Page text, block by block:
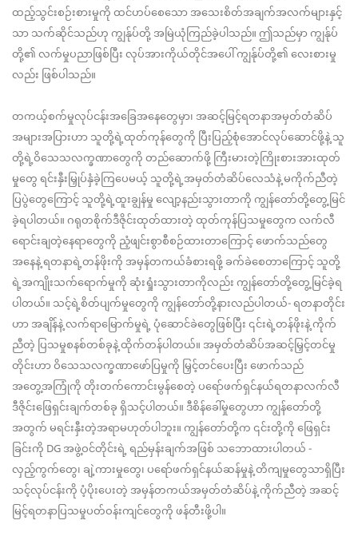
ထည့်သွင်းစဉ်းစားမှုကို ထင်ဟပ်စေသော အသေးစိတ်အချက်အလက်များနှင့်
သာ သက်ဆိုင်သည်ဟု ကျွန်ုပ်တို့ အမြဲယုံကြည်ခဲ့ပါသည်။ ဤသည်မှာ ကျွန်ုပ်
တို့၏ လက်မှုပညာဖြစ်ပြီး လုပ်အားကိုယ်တိုင်အပေါ် ကျွန်ုပ်တို့၏ လေးစားမှု
လည်း ဖြစ်ပါသည်။
တကယ့်စက်မှုလုပ်ငန်းအခြေအနေတွေမှာ၊ အဆင့်မြင့်ရတနာအမှတ်တံဆိပ်
အများအပြားဟာ သူတို့ရဲ့ထုတ်ကုန်တွေကို ပြီးပြည့်စုံအောင်လုပ်ဆောင်ဖို့နဲ့ သူ
တို့ရဲ့ဝိသေသလက္ခဏာတွေကို တည်ဆောက်ဖို့ ကြီးမားတဲ့ကြိုးစားအားထုတ်
မှုတွေ ရင်းနှီးမြှုပ်နှံခဲ့ကြပေမယ့် သူတို့ရဲ့အမှတ်တံဆိပ်လေသံနဲ့ မကိုက်ညီတဲ့
ပြပွဲတွေကြောင့် သူတို့ရဲ့ထူးချွန်မှု လျော့နည်းသွားတာကို ကျွန်တော်တို့တွေ့မြင်
ခဲ့ရပါတယ်။ ဂရုတစိုက်ဒီဇိုင်းထုတ်ထားတဲ့ ထုတ်ကုန်ပြသမှုတွေက လက်လီ
ရောင်းချတဲ့နေရာတွေကို ညံ့ဖျင်းစွာစီစဉ်ထားတာကြောင့် ဖောက်သည်တွေ
အနေနဲ့ ရတနာရဲ့တန်ဖိုးကို အမှန်တကယ်ခံစားရဖို့ ခက်ခဲစေတာကြောင့် သူတို့
ရဲ့အကျိုးသက်ရောက်မှုကို ဆုံးရှုံးသွားတာကိုလည်း ကျွန်တော်တို့တွေ့မြင်ခဲ့ရ
ပါတယ်။ သင့်ရဲ့စိတ်ပျက်မှုတွေကို ကျွန်တော်တို့နားလည်ပါတယ်- ရတနာတိုင်း
ဟာ အချိန်နဲ့ လက်ရာမြောက်မှုရဲ့ ပုံဆောင်ခဲတွေဖြစ်ပြီး ၎င်းရဲ့တန်ဖိုးနဲ့ ကိုက်
ညီတဲ့ ပြသမှုစနစ်တစ်ခုနဲ့ ထိုက်တန်ပါတယ်။ အမှတ်တံဆိပ်အဆင့်မြှင့်တင်မှု
တိုင်းဟာ ဝိသေသလက္ခဏာဖော်ပြမှုကို မြှင့်တင်ပေးပြီး ဖောက်သည်
အတွေ့အကြုံကို တိုးတက်ကောင်းမွန်စေတဲ့ ပရော်ဖက်ရှင်နယ်ရတနာလက်လီ
ဒီဇိုင်းဖြေရှင်းချက်တစ်ခု ရှိသင့်ပါတယ်။ ဒီစိန်ခေါ်မှုတွေဟာ ကျွန်တော်တို့
အတွက် မရင်းနှီးတဲ့အရာမဟုတ်ပါဘူး။ ကျွန်တော်တို့က ၎င်းတို့ကို ဖြေရှင်း
ခြင်းကို DG အဖွဲ့ဝင်တိုင်းရဲ့ ရည်မှန်းချက်အဖြစ် သဘောထားပါတယ် -
လှည့်ကွက်တွေ၊ ချဲ့ကားမှုတွေ၊ ပရော်ဖက်ရှင်နယ်ဆန်မှုနဲ့ တိကျမှုတွေသာရှိပြီး
သင့်လုပ်ငန်းကို ပံ့ပိုးပေးတဲ့ အမှန်တကယ်အမှတ်တံဆိပ်နဲ့ ကိုက်ညီတဲ့ အဆင့်
မြင့်ရတနာပြသမှုပတ်ဝန်းကျင်တွေကို ဖန်တီးဖို့ပါ။